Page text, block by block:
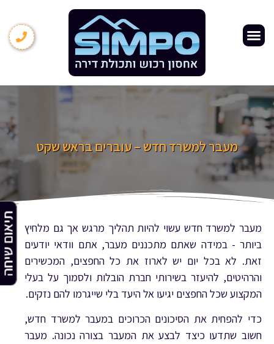
מעבר למשרד חדש – עוברים בראש שקט
מעבר למשרד חדש עשוי להיות תהליך מרגש אך גם מלחיץ
ביותר - במידה שאתם מתכננים מעבר, אתם וודאי יודעים
זאת. לא בכל יום יש לארוז את כל החפצים, המכשירים
והרהיטים, להיעזר בשירותי חברת הובלות ולסמוך על בעלי
המקצוע שכל החפצים יגיעו אל היעד בלי שייגרמו להם נזקים.
כדי להפחית את הסיכונים הכרוכים במעבר למשרד חדש,
חשוב שתדעו כיצד לבצע את המעבר בצורה נכונה. מעבר